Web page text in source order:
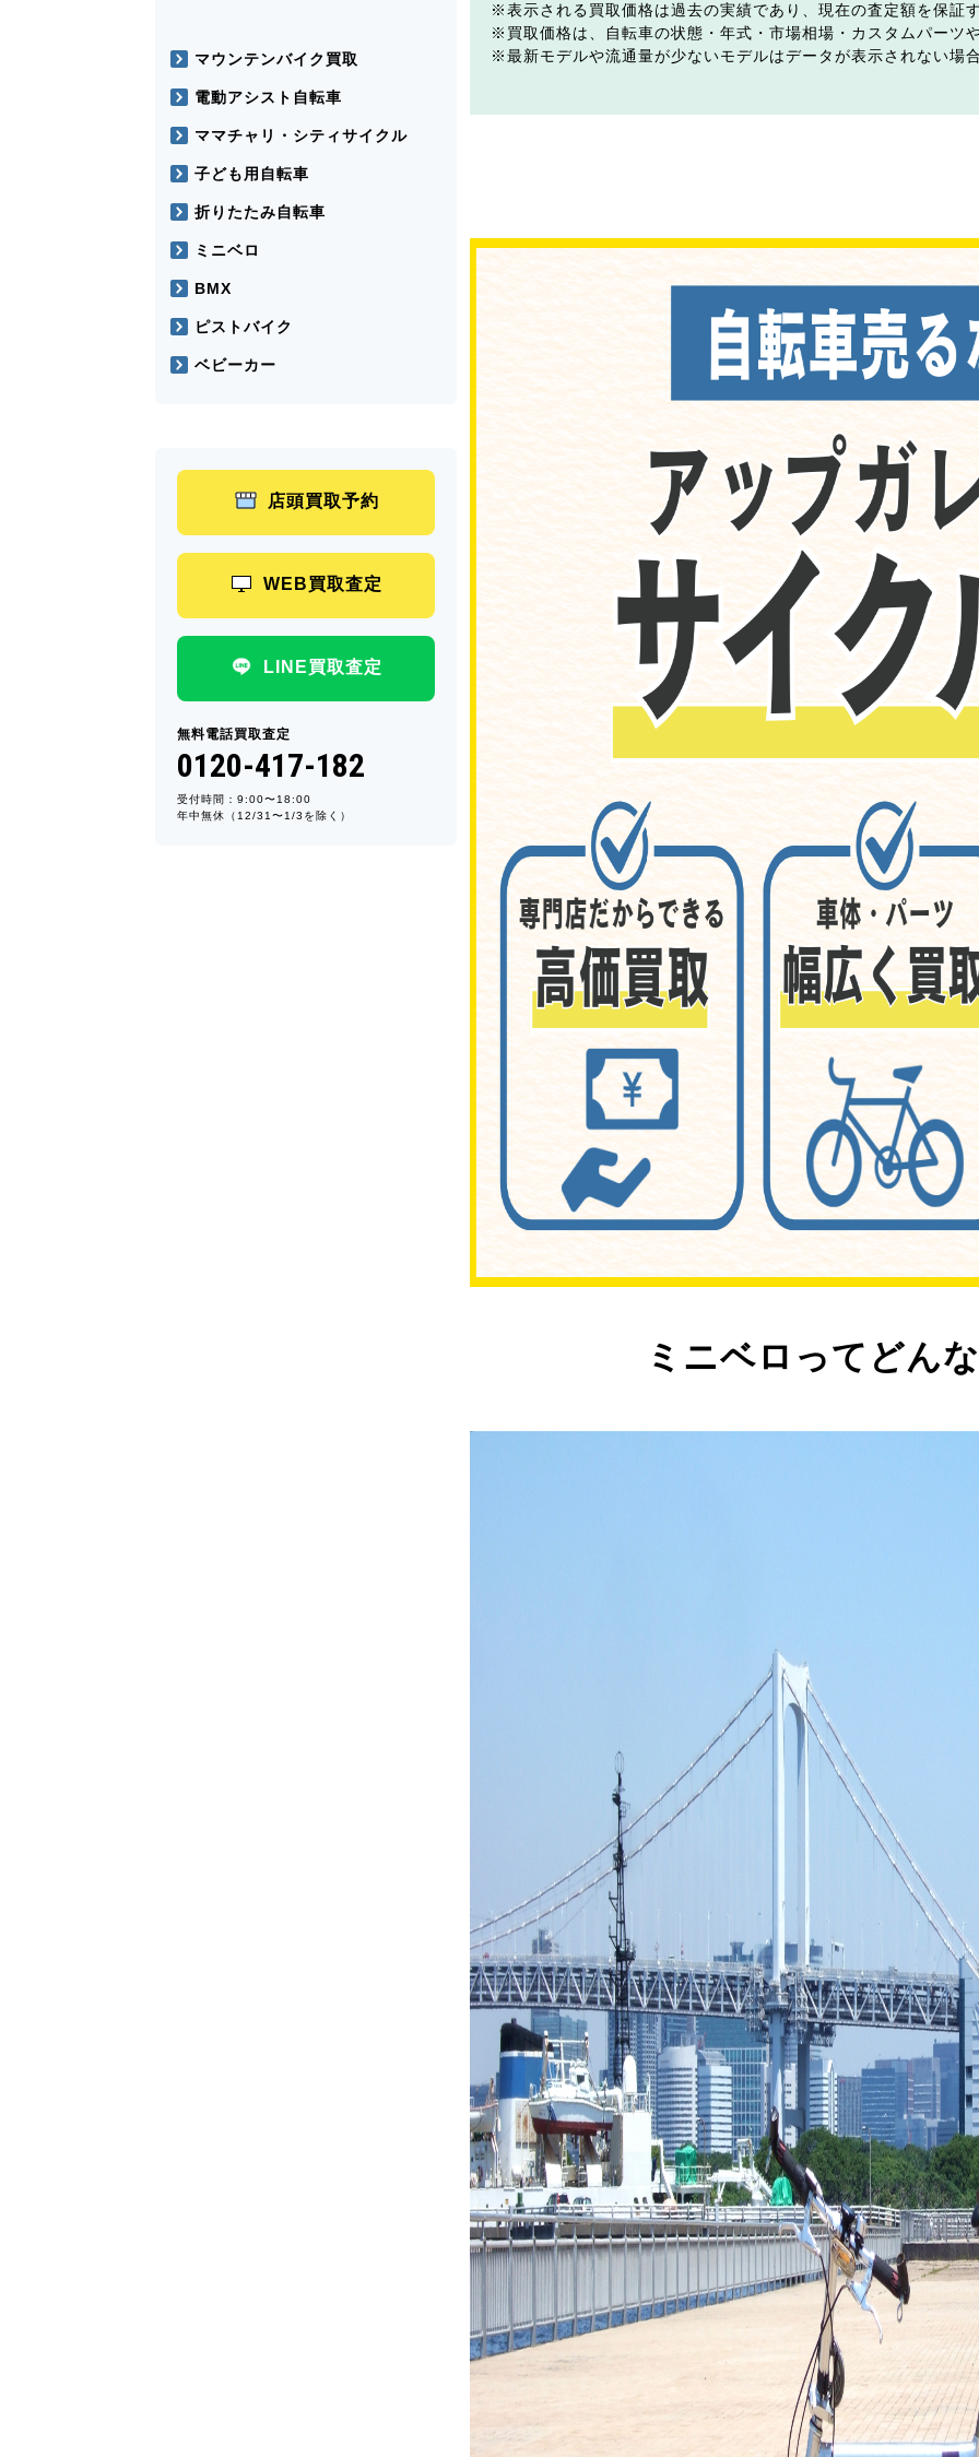
表示される買取価格は過去の実績であり、現在の査定額を保証
買取価格は、自転車の状態・年式・市場相場・カスタムパーツ
最新モデルや流通量が少ないモデルはデータが表示されない場
ミニベロってどん
マウンテンバイク買取
電動アシスト自転車
ママチャリ・シティサイクル
子ども用自転車
折りたたみ自転車
ミニベロ
BMX
ピストバイク
ベビーカー
店頭買取予約
WEB買取査定
LINE買取査定
無料電話買取査定
0120-417-182
受付時間：9:00〜18:00
年中無休（12/31〜1/3を除く）